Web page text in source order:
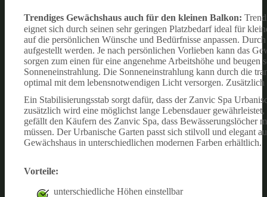
Trendiges Gewächshaus auch für den kleinen Balkon:
eignet sich durch seinen sehr geringen Platzbedarf ideal für
auf die persönlichen Wünsche und Bedürfnisse anpassen.
aufgestellt werden. Je nach persönlichen Vorlieben kann das
sorgen zum einen für eine angenehme Arbeitshöhe und
Sonneneinstrahlung. Die Sonneneinstrahlung kann durch die
optimal mit dem lebensnotwendigen Licht versorgen.
Ein Stabilisierungsstab sorgt dafür, dass der Zanvic Spa
zusätzlich wird eine möglichst lange Lebensdauer
gefällt den Käufern des Zanvic Spa, dass Bewässerungslöcher
müssen. Der Urbanische Garten passt sich stilvoll und elegant
Gewächshaus in unterschiedlichen modernen Farben erhältlich.
Vorteile:
unterschiedliche Höhen einstellbar